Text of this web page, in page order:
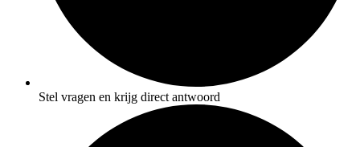
Stel vragen en krijg direct antwoord